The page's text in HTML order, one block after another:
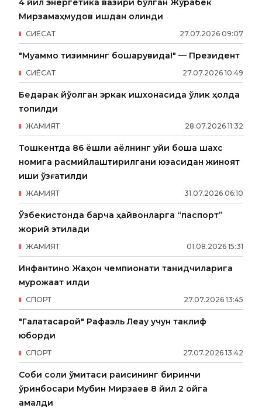
4 йил энергетика вазири бўлган Жўрабек
Мирзамаҳмудов ишдан олинди
27.07.2026 09:07
СИËСАТ
"Муаммо тизимнинг бошқарувида!" — Президент
27.07.2026 10:49
СИËСАТ
Бедарак йўқолган эркак ишхонасида ўлик ҳолда
топилди
28.07.2026 11:32
ЖАМИЯТ
Тошкентда 86 ёшли аёлнинг уйи бошқа шахс
номига расмийлаштирилгани юзасидан жиноят
иши қўзғатилди
31.07.2026 06:10
ЖАМИЯТ
Ўзбекистонда барча ҳайвонларга “паспорт”
жорий этилади
01.08.2026 15:31
ЖАМИЯТ
Инфантино Жаҳон чемпионати танқидчиларига
мурожаат қилди
27.07.2026 13:45
СПОРТ
"Галатасарой" Рафаэль Леау учун таклиф
юборди
27.07.2026 13:42
СПОРТ
Собиқ солиқ қўмитаси раисининг биринчи
ўринбосари Мубин Мирзаев 8 йил 2 ойга
қамалди